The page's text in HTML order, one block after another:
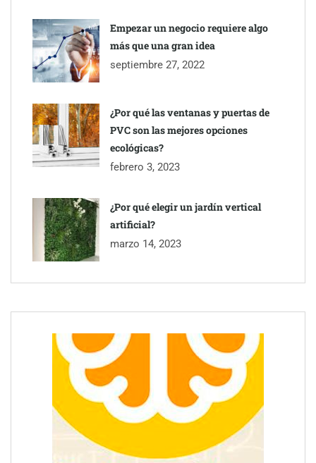
TBKids impulsa su expansión nacional con un modelo de
franquicia que redefine la educación tecnológica
la seguridad en las carreteras, según SMA Road Safety
Empezar un negocio requiere algo
más que una gran idea
septiembre 27, 2022
¿Por qué las ventanas y puertas de
PVC son las mejores opciones
ecológicas?
febrero 3, 2023
¿Por qué elegir un jardín vertical
artificial?
marzo 14, 2023